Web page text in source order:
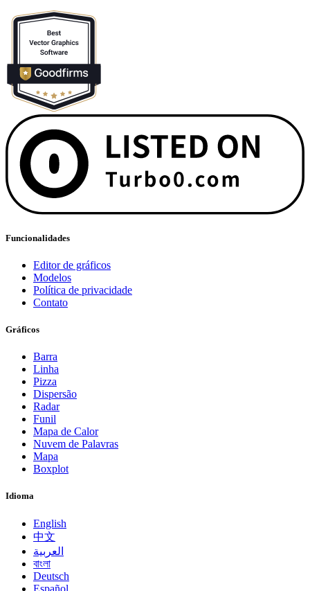
Funcionalidades
Editor de gráficos
Modelos
Política de privacidade
Contato
Gráficos
Barra
Linha
Pizza
Dispersão
Radar
Funil
Mapa de Calor
Nuvem de Palavras
Mapa
Boxplot
Idioma
English
中文
العربية
বাংলা
Deutsch
Español